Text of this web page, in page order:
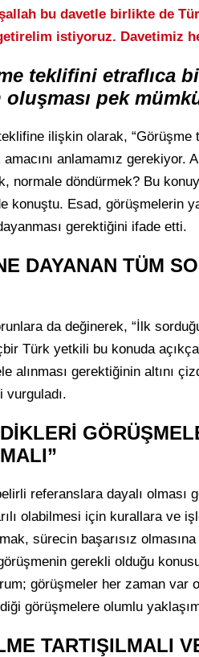
bu davetle birlikte de
istiyoruz. Davetimiz
teklifini etraflıca
pek
ilişkin olarak,
anlamamız gerekiyor.
normale döndürmek? Bu
konuştu. Esad, görüşmelerin
gerektiğini ifade etti.
DAYANAN TÜM
da değinerek, “İlk
Türk yetkili bu konuda
alınması gerektiğinin altını
referanslara dayalı olması
olabilmesi için kurallara ve
sürecin başarısız
gerekli olduğu
görüşmeler her zaman var
görüşmelere olumlu
TARTIŞILMALI